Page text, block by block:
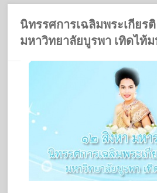
นิทรรศการเฉลิมพระเกียร
มหาวิทยาลัยบูรพา เทิดไท้